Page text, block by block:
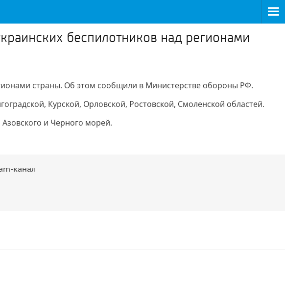
беспилотников над регионами
страны. Об этом сообщили в Министерстве обороны РФ.
Курской, Орловской, Ростовской, Смоленской областей.
и Черного морей.
канал